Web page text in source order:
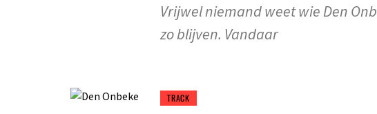
Vrijwel niemand weet wie Den
zo blijven. Vandaar
TRACK